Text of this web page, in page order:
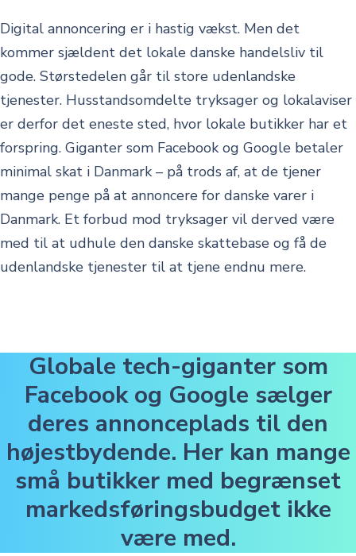
Digital annoncering er i hastig vækst. Men det
kommer sjældent det lokale danske handelsliv til
gode. Størstedelen går til store udenlandske
tjenester. Husstandsomdelte tryksager og lokalaviser
er derfor det eneste sted, hvor lokale butikker har et
forspring. Giganter som Facebook og Google betaler
minimal skat i Danmark – på trods af, at de tjener
mange penge på at annoncere for danske varer i
Danmark. Et forbud mod tryksager vil derved være
med til at udhule den danske skattebase og få de
udenlandske tjenester til at tjene endnu mere.
Globale tech-giganter som
Facebook og Google sælger
deres annonceplads til den
højestbydende. Her kan mange
små butikker med begrænset
markedsføringsbudget ikke
være med.